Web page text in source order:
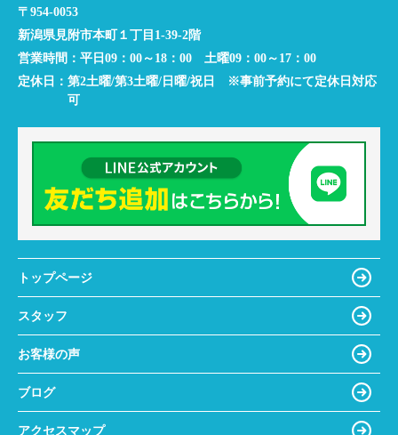
〒954-0053
新潟県見附市本町１丁目1-39-2階
営業時間： 平日09：00～18：00 土曜09：00～17：00
定休日： 第2土曜/第3土曜/日曜/祝日 ※事前予約にて定休日対応
可
トップページ
スタッフ
お客様の声
ブログ
アクセスマップ